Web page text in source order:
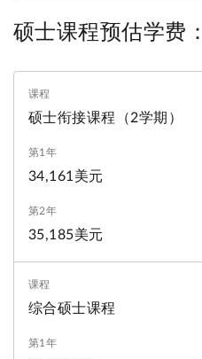
硕士课程预估学费：
硕士衔接课程（2学期）
34,161美元
35,185美元
综合硕士课程